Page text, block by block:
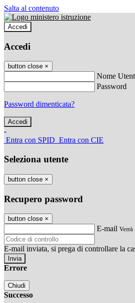
Salta al contenuto
Accedi
Accedi
button close ×
Nome
Password
Password dimenticata?
-
Entra con SPID Entra con CIE
Seleziona utente
button close ×
Recupero password
button close ×
E-mail
E-mail inviata, si prega di controllare la
Errore
Chiudi
Successo